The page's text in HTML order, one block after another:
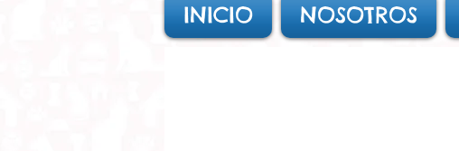
INICIO NOSOTROS